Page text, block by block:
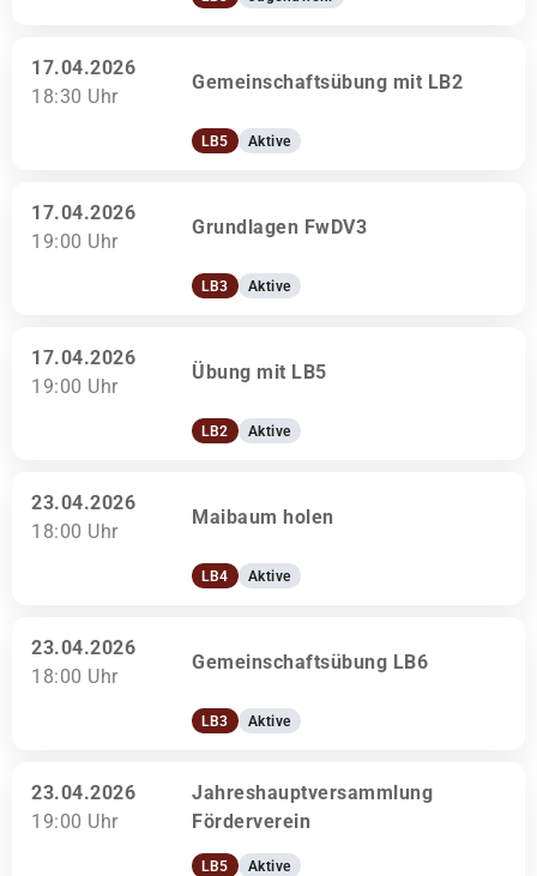
17.04.2026
18:30 Uhr
Gemeinschaftsübung mit LB2
LB5 Aktive
17.04.2026
19:00 Uhr
Grundlagen FwDV3
LB3 Aktive
17.04.2026
19:00 Uhr
Übung mit LB5
LB2 Aktive
23.04.2026
18:00 Uhr
Maibaum holen
LB4 Aktive
23.04.2026
18:00 Uhr
Gemeinschaftsübung LB6
LB3 Aktive
23.04.2026
19:00 Uhr
Jahreshauptversammlung
Förderverein
LB5 Aktive